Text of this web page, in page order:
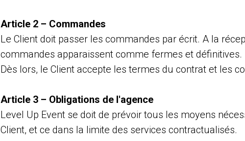
Article 2 – Commandes
Le Client doit passer les commandes par écrit. A la
commandes apparaissent comme fermes et définitives.
Dès lors, le Client accepte les termes du contrat et les
Article 3 – Obligations de l'agence
Level Up Event se doit de prévoir tous les moyens
Client, et ce dans la limite des services contractualisés.